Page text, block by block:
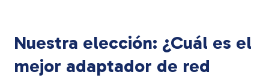
Nuestra elección: ¿Cuál es el
mejor adaptador de red